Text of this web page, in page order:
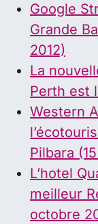
Google
Grande
2012)
La
Perth est
Western
Pilbara
L’hotel
meilleur
octobre